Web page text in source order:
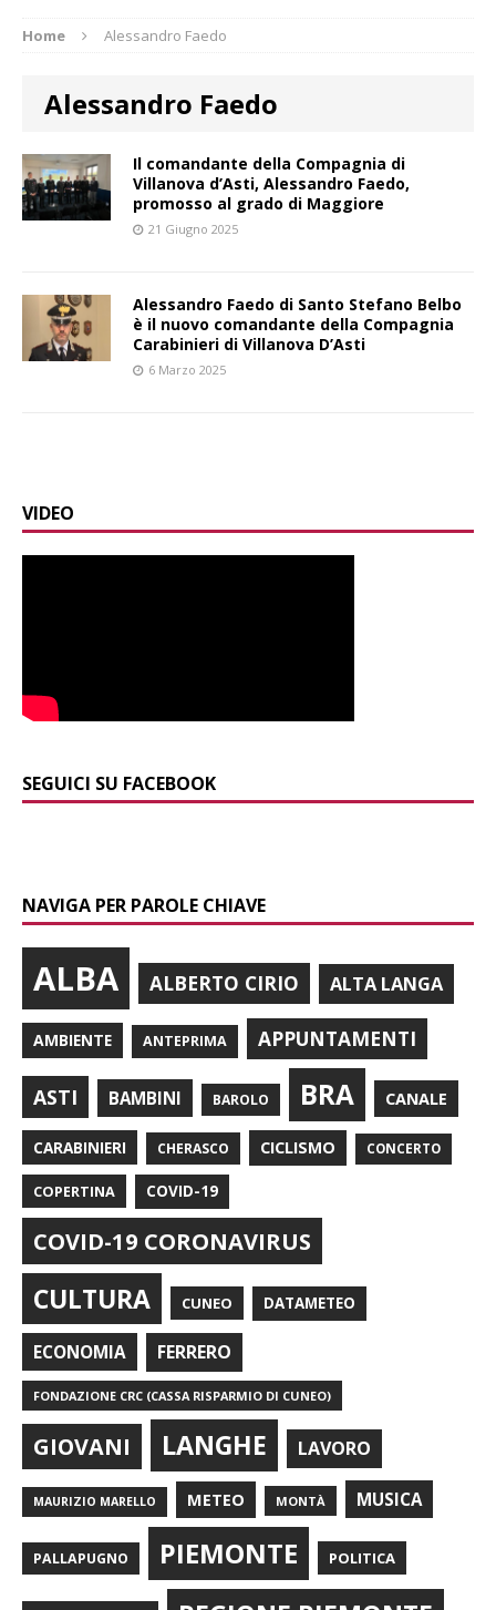
Home Alessandro Faedo
Alessandro Faedo
Il comandante della Compagnia di
Villanova d’Asti, Alessandro Faedo,
promosso al grado di Maggiore
21 Giugno 2025
Alessandro Faedo di Santo Stefano Belbo
è il nuovo comandante della Compagnia
Carabinieri di Villanova D’Asti
6 Marzo 2025
VIDEO
SEGUICI SU FACEBOOK
NAVIGA PER PAROLE CHIAVE
ALBA ALBERTO CIRIO ALTA LANGA
AMBIENTE ANTEPRIMA APPUNTAMENTI
ASTI BAMBINI BAROLO BRA CANALE
CARABINIERI CHERASCO CICLISMO CONCERTO
COPERTINA COVID-19
COVID-19 CORONAVIRUS
CULTURA CUNEO DATAMETEO
ECONOMIA FERRERO
FONDAZIONE CRC (CASSA RISPARMIO DI CUNEO)
GIOVANI LANGHE LAVORO
MAURIZIO MARELLO METEO MONTÀ MUSICA
PALLAPUGNO PIEMONTE POLITICA